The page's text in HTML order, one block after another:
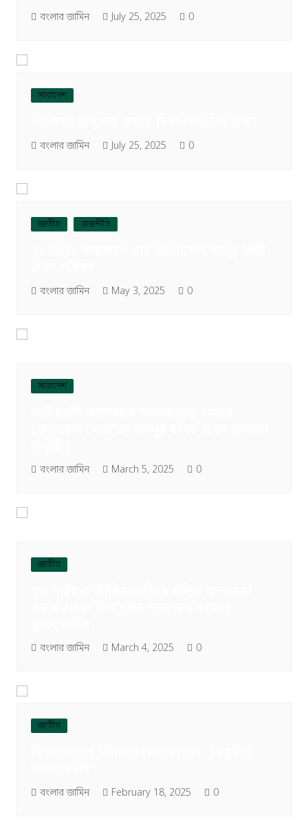
বংলার জামিন July 25, 2025 0
সারাদেশ
বংলার জামিন July 25, 2025 0
জাতীয় রাজনীতি
বংলার জামিন May 3, 2025 0
সারাদেশ
বংলার জামিন March 5, 2025 0
জাতীয়
বংলার জামিন March 4, 2025 0
জাতীয়
বংলার জামিন February 18, 2025 0